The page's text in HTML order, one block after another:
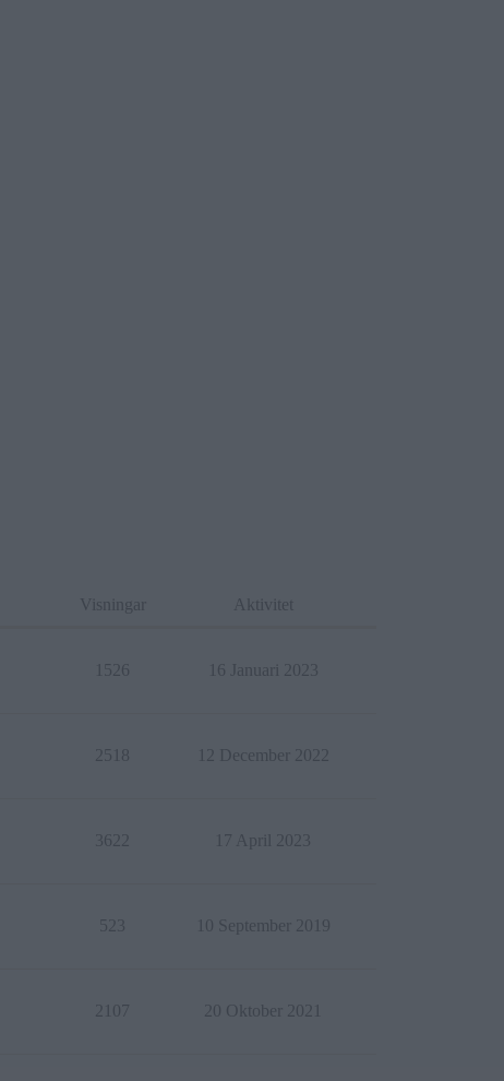
Visningar Aktivitet
1526 16 Januari 2023
2518 12 December 2022
3622 17 April 2023
523 10 September 2019
2107 20 Oktober 2021